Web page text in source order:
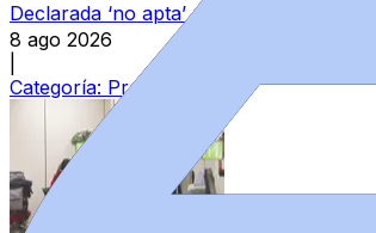
Declarada ‘no apta’ para el baño una
8 ago 2026
Categoría: Provincia